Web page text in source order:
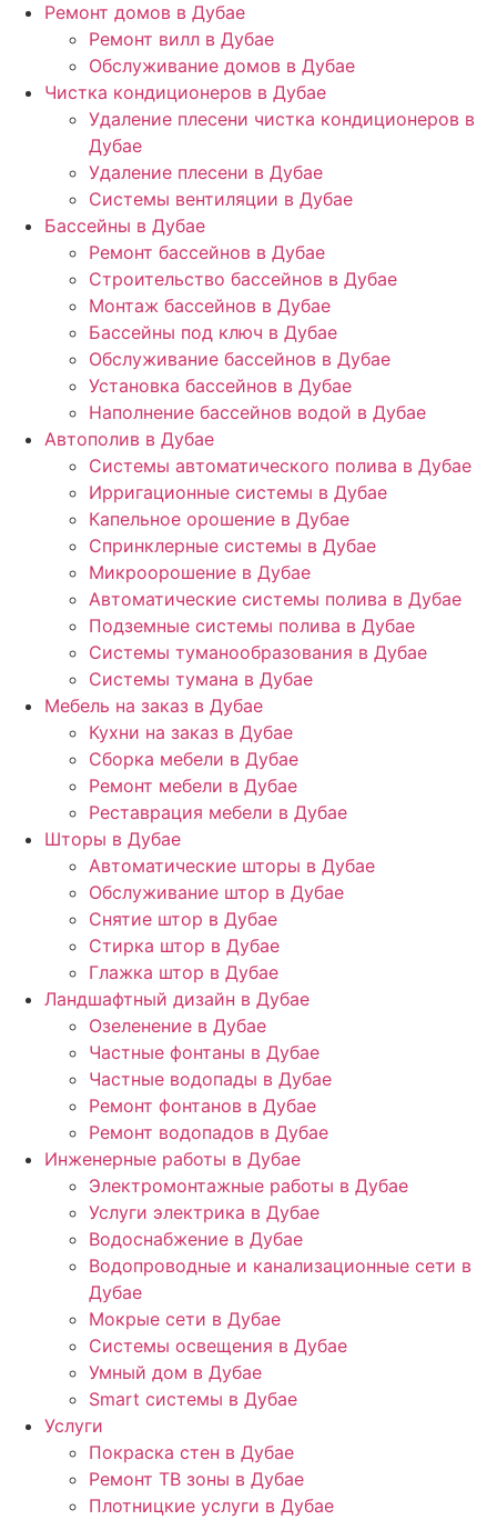
Ремонт домов в Дубае
Ремонт вилл в Дубае
Обслуживание домов в Дубае
Чистка кондиционеров в Дубае
Удаление плесени чистка кондиционеров в
Дубае
Удаление плесени в Дубае
Системы вентиляции в Дубае
Бассейны в Дубае
Ремонт бассейнов в Дубае
Строительство бассейнов в Дубае
Монтаж бассейнов в Дубае
Бассейны под ключ в Дубае
Обслуживание бассейнов в Дубае
Установка бассейнов в Дубае
Наполнение бассейнов водой в Дубае
Автополив в Дубае
Системы автоматического полива в Дубае
Ирригационные системы в Дубае
Капельное орошение в Дубае
Спринклерные системы в Дубае
Микроорошение в Дубае
Автоматические системы полива в Дубае
Подземные системы полива в Дубае
Системы туманообразования в Дубае
Системы тумана в Дубае
Мебель на заказ в Дубае
Кухни на заказ в Дубае
Сборка мебели в Дубае
Ремонт мебели в Дубае
Реставрация мебели в Дубае
Шторы в Дубае
Автоматические шторы в Дубае
Обслуживание штор в Дубае
Снятие штор в Дубае
Стирка штор в Дубае
Глажка штор в Дубае
Ландшафтный дизайн в Дубае
Озеленение в Дубае
Частные фонтаны в Дубае
Частные водопады в Дубае
Ремонт фонтанов в Дубае
Ремонт водопадов в Дубае
Инженерные работы в Дубае
Электромонтажные работы в Дубае
Услуги электрика в Дубае
Водоснабжение в Дубае
Водопроводные и канализационные сети в
Дубае
Мокрые сети в Дубае
Системы освещения в Дубае
Умный дом в Дубае
Smart системы в Дубае
Услуги
Покраска стен в Дубае
Ремонт ТВ зоны в Дубае
Плотницкие услуги в Дубае